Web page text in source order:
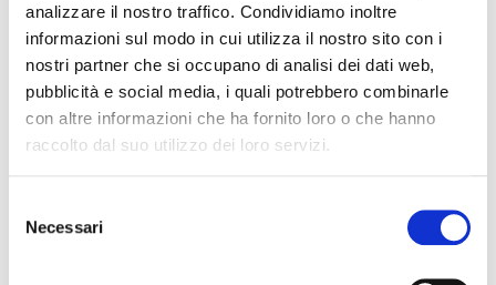
analizzare il nostro traffico. Condividiamo inoltre
informazioni sul modo in cui utilizza il nostro sito con i
nostri partner che si occupano di analisi dei dati web,
pubblicità e social media, i quali potrebbero combinarle
con altre informazioni che ha fornito loro o che hanno
raccolto dal suo utilizzo dei loro servizi.
delNecessari